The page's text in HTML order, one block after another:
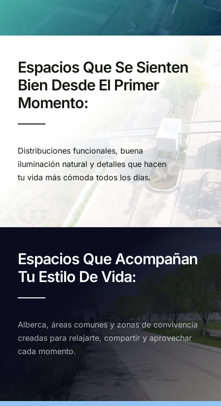
Espacios Que Se Sienten
Bien Desde El Primer
Momento:
Distribuciones funcionales, buena
iluminación natural y detalles que hacen
tu vida más cómoda todos los días.
Espacios Que Acompañan
Tu Estilo De Vida:
Alberca, áreas comunes y zonas de convivencia
creadas para relajarte, compartir y aprovechar
cada momento.